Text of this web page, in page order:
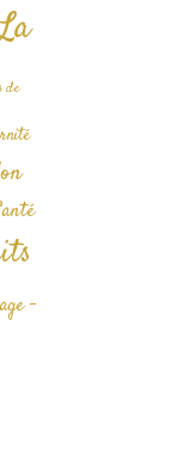
de
-